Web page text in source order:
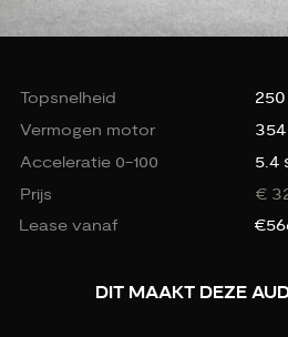
Topsnelheid
Vermogen motor
Acceleratie 0-100 5.4
Prijs €
Lease vanaf
DIT MAAKT DEZE